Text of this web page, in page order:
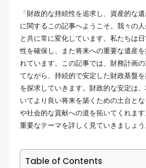
「財政的な持続性を追求し、資産的な
に関するこの記事へようこそ。我々の
と共に常に変化しています。私たちは
性を確保し、また将来への重要な遺産
れています。この記事では、財務計画
てながら、持続的で安定した財政基盤
を探求していきます。財政的な安定は
いてより良い将来を築くための土台と
や社会的な貢献への道を拓いてくれま
重要なテーマを詳しく見ていきましょう
Table of Contents